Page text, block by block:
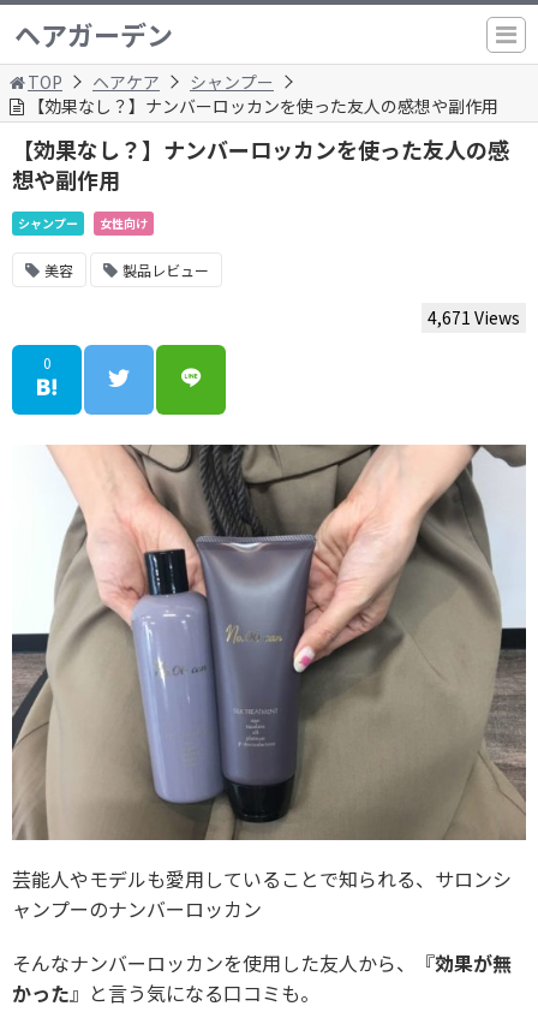
ヘアガーデン
TOP ヘアケア
シャンプー
【効果なし？】ナンバーロッカンを使った友人の感想や副作用
【効果なし？】ナンバーロッカンを使った友人の感
想や副作用
シャンプー 女性向け
美容 製品レビュー
4,671 Views
0
芸能人やモデルも愛用していることで知られる、サロンシ
ャンプーのナンバーロッカン
そんなナンバーロッカンを使用した友人から、『効果が無
かった』と言う気になる口コミも。